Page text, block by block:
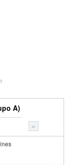
A)
»